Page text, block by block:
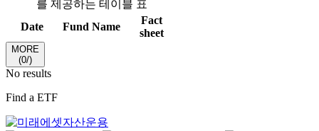
를 제공하는 테이블 표
Date
Fund Name
Fact
sheet
MORE
(0/)
No results
Find a ETF